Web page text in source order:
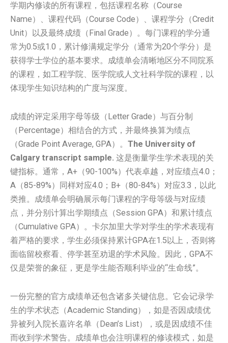
学期内修读的所有课程，包括课程名称（Course
Name）、课程代码（Course Code）、课程学分（Credit
Unit）以及最终成绩（Final Grade）。每门课程的学分通
常为0.5或1.0，累计修满规定学分（通常为20个学分）是
获得学士学位的基本要求。成绩单会清晰地区分不同院系
的课程，如工程学院、医学院或人文社科学院的课程，以
体现学生知识结构的广度与深度。
成绩的评定采用字母等级（Letter Grade）与百分制
（Percentage）相结合的方式，并最终换算为绩点
（Grade Point Average, GPA）。 The University of
Calgary transcript sample. 这是衡量学生学术表现的关
键指标。通常，A+（90-100%）代表卓越，对应绩点4.0；
A（85-89%）同样对应4.0；B+（80-84%）对应3.3，以此
类推。成绩单会明确展示每门课程的字母等级与对应绩
点，并分别计算出学期绩点（Session GPA）和累计绩点
（Cumulative GPA）。卡尔加里大学对学生的学术表现有
着严格的要求，学生必须保持累计GPA在1.5以上，否则将
面临留校察看、停学甚至劝退的学术风险。因此，GPA不
仅是荣誉的象征，更是学生能否顺利毕业的“生命线”。
一份完整的官方成绩单还包含诸多关键信息。它会记录学
生的学术状态（Academic Standing），如是否因成绩优
异被列入院长嘉许名单（Dean’s List），或是因成绩不佳
而收到学术警告。成绩单也会注明课程的修读模式，如是